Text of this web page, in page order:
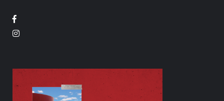
Facebook
Twitter